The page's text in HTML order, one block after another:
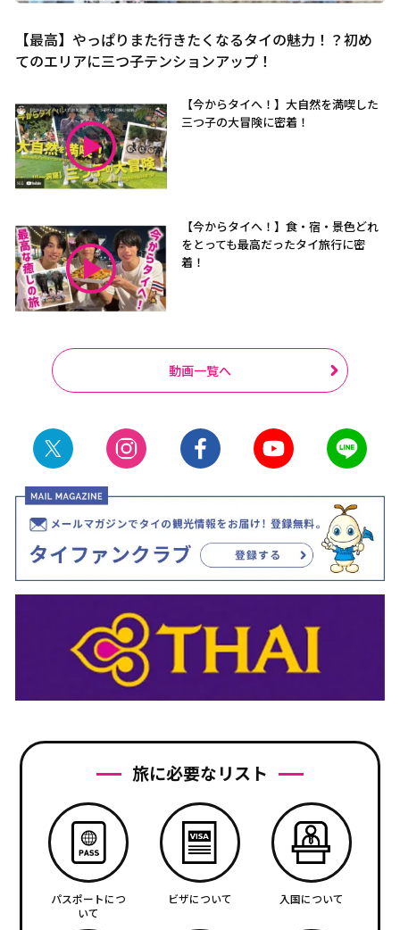
【最高】やっぱりまた行きたくなるタイの魅力！？初め
てのエリアに三つ子テンションアップ！
【今からタイへ！】大自然を満喫した
三つ子の大冒険に密着！
【今からタイへ！】食・宿・景色どれ
をとっても最高だったタイ旅行に密
着！
動画一覧へ
旅に必要なリスト
パスポートにつ
いて
ビザについて 入国について